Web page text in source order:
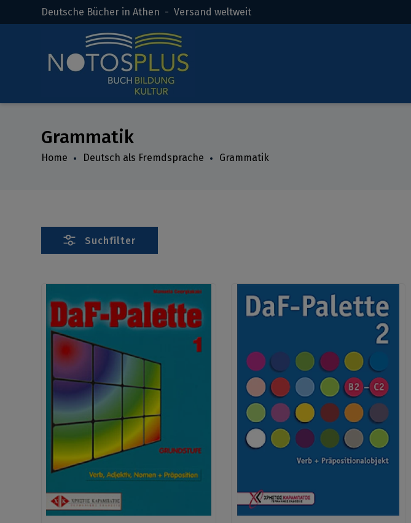
Deutsche Bücher in Athen - Versand weltweit
Grammatik
Home Deutsch als Fremdsprache Grammatik
Suchfilter